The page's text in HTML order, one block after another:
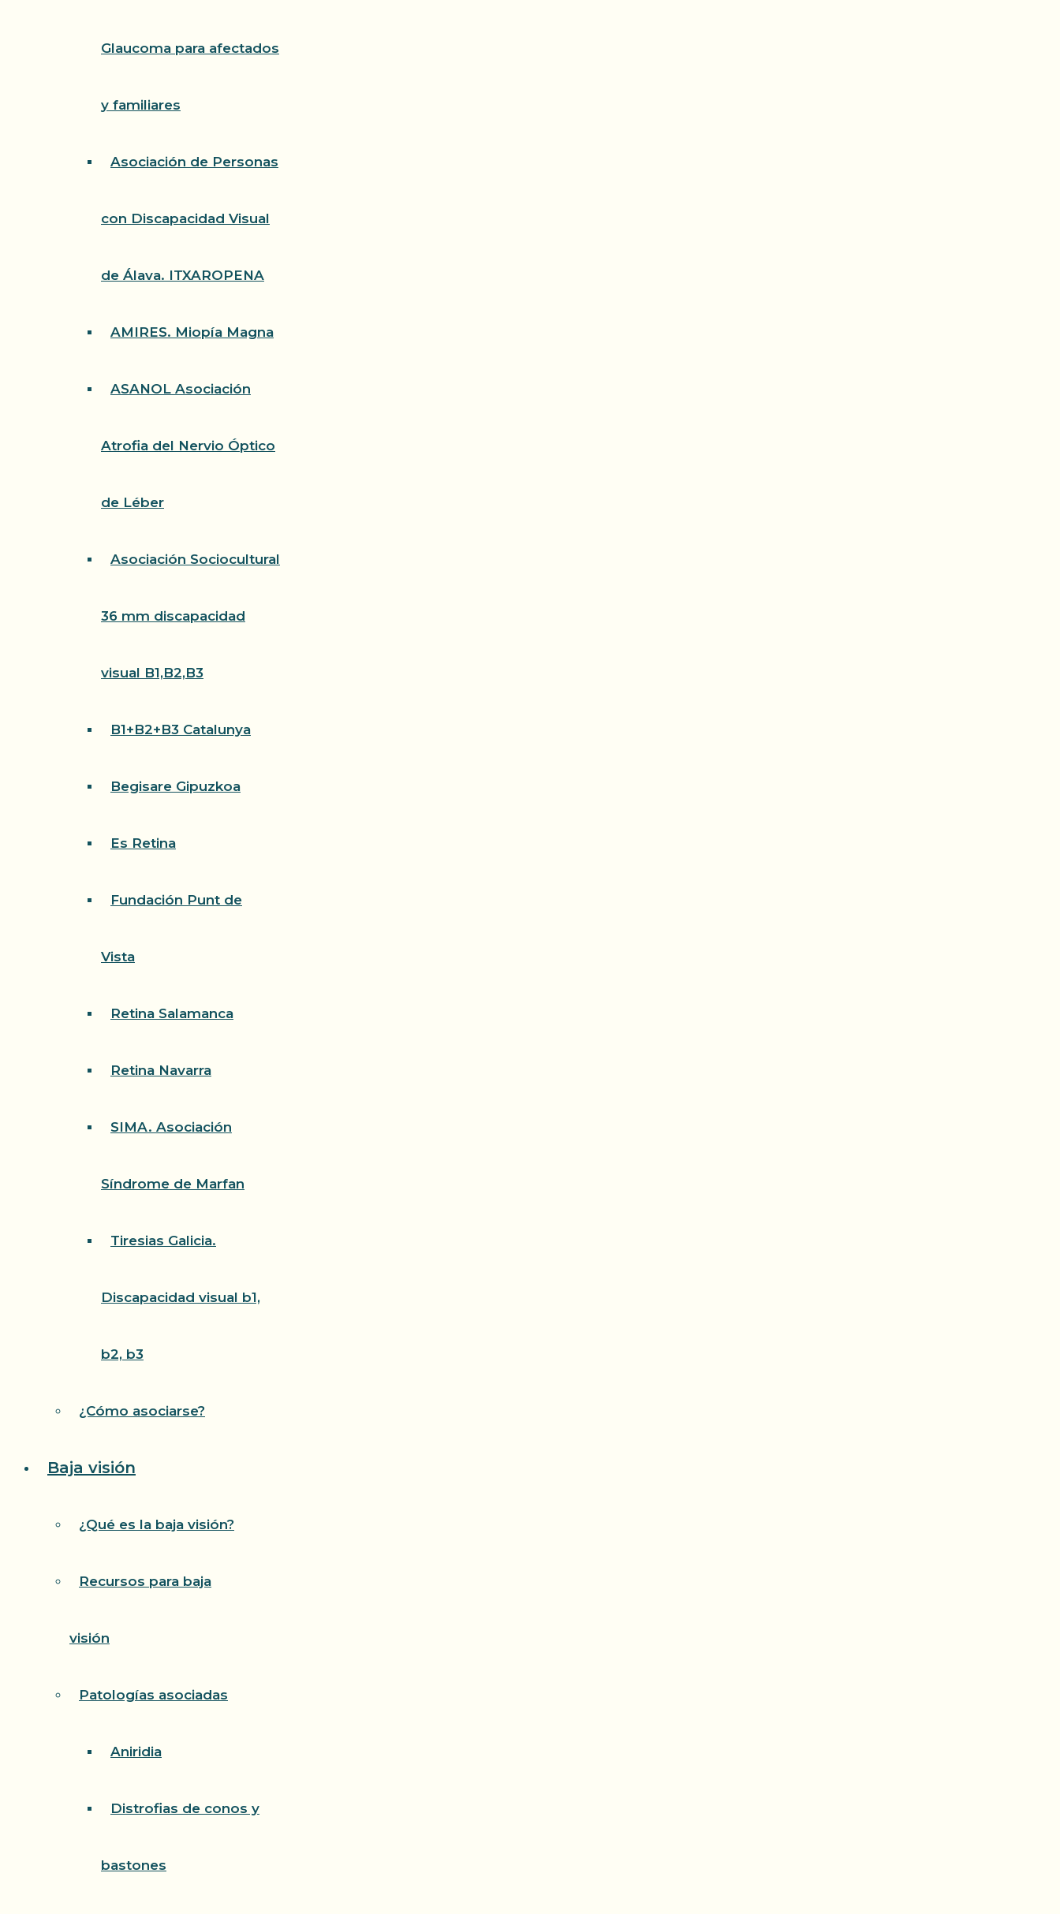
Glaucoma para afectados
y familiares
Asociación de Personas
con Discapacidad Visual
de Álava. ITXAROPENA
AMIRES. Miopía Magna
ASANOL Asociación
Atrofia del Nervio Óptico
de Léber
Asociación Sociocultural
36 mm discapacidad
visual B1,B2,B3
B1+B2+B3 Catalunya
Begisare Gipuzkoa
Es Retina
Fundación Punt de
Vista
Retina Salamanca
Retina Navarra
SIMA. Asociación
Síndrome de Marfan
Tiresias Galicia.
Discapacidad visual b1,
b2, b3
¿Cómo asociarse?
Baja visión
¿Qué es la baja visión?
Recursos para baja
visión
Patologías asociadas
Aniridia
Distrofias de conos y
bastones